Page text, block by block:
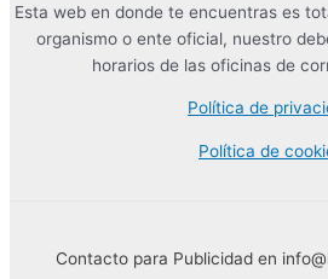
Esta web en donde te encuentras es
organismo o ente oficial, nuestro
horarios de las oficinas de
Política de
Política de
Contacto para Publicidad en